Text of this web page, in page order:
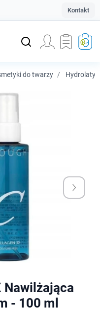
Kontakt
do twarzy Hydrolaty,
Nawilżająca
- 100 ml